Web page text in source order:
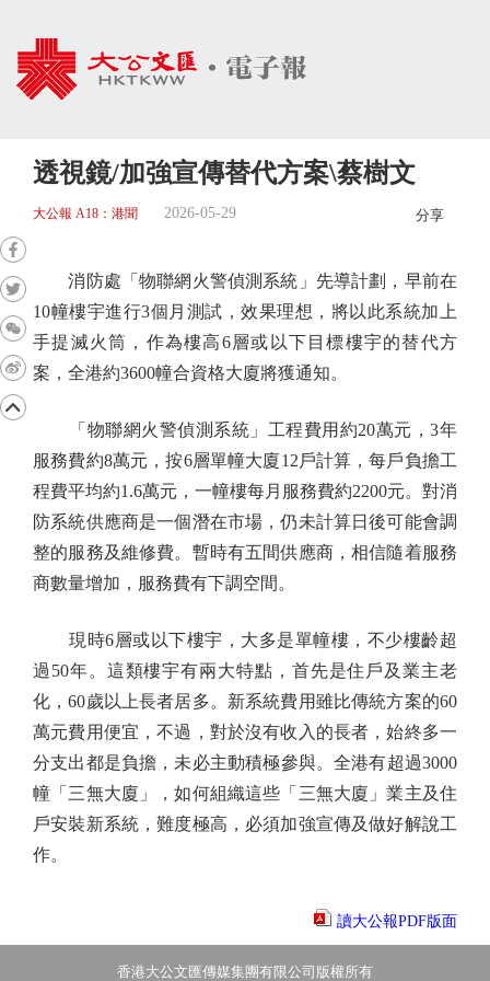
透視鏡/加強宣傳替代方案\蔡樹文
大公報 A18：港聞 2026-05-29 分享
消防處「物聯網火警偵測系統」先導計劃，早前在
10幢樓宇進行3個月測試，效果理想，將以此系統加上
手提滅火筒，作為樓高6層或以下目標樓宇的替代方
案，全港約3600幢合資格大廈將獲通知。
「物聯網火警偵測系統」工程費用約20萬元，3年
服務費約8萬元，按6層單幢大廈12戶計算，每戶負擔工
程費平均約1.6萬元，一幢樓每月服務費約2200元。對消
防系統供應商是一個潛在市場，仍未計算日後可能會調
整的服務及維修費。暫時有五間供應商，相信隨着服務
商數量增加，服務費有下調空間。
現時6層或以下樓宇，大多是單幢樓，不少樓齡超
過50年。這類樓宇有兩大特點，首先是住戶及業主老
化，60歲以上長者居多。新系統費用雖比傳統方案的60
萬元費用便宜，不過，對於沒有收入的長者，始終多一
分支出都是負擔，未必主動積極參與。全港有超過3000
幢「三無大廈」，如何組織這些「三無大廈」業主及住
戶安裝新系統，難度極高，必須加強宣傳及做好解說工
作。
讀大公報PDF版面
香港大公文匯傳媒集團有限公司版權所有